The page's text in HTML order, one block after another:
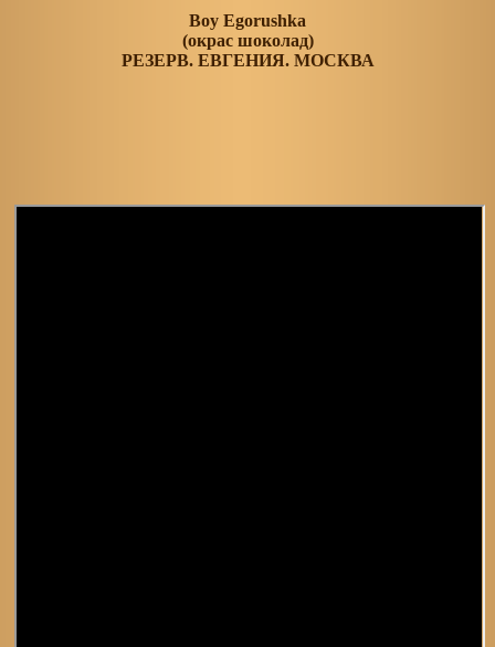
Boy Egorushka
(окрас шоколад)
РЕЗЕРВ. ЕВГЕНИЯ. МОСКВА